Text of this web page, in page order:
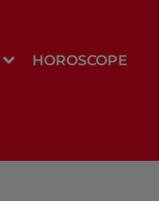
HOROSCOPE